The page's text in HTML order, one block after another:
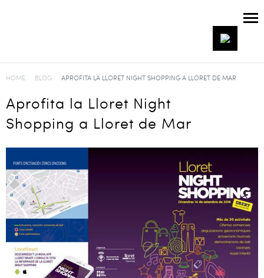
HOME BLOG APROFITA LA LLORET NIGHT SHOPPING A LLORET DE MAR
Aprofita la Lloret Night
Shopping a Lloret de Mar